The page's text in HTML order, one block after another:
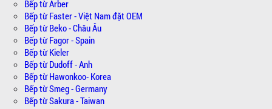
Bếp từ Arber
Bếp từ Faster - Việt Nam đặt OEM
Bếp từ Beko - Châu Âu
Bếp từ Fagor - Spain
Bếp từ Kieler
Bếp từ Dudoff - Anh
Bếp từ Hawonkoo- Korea
Bếp từ Smeg - Germany
Bếp từ Sakura - Taiwan